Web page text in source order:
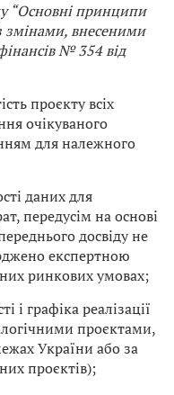
“Основні принципи
змінами, внесеними
№ 354 від
проєкту всіх
очікуваного
для належного
даних для
передусім на основі
досвіду не
експертною
ринкових умовах;
і графіка реалізації
проєктами,
України або за
проєктів);